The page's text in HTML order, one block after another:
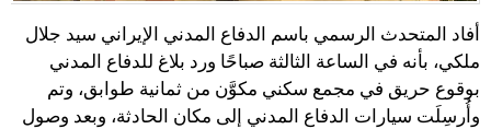
أفاد المتحدث الرسمي باسم الدفاع المدني الإيراني سيد جلال
ملكي، بأنه في الساعة الثالثة صباحًا ورد بلاغ للدفاع المدني
بوقوع حريق في مجمع سكني مكوَّن من ثمانية طوابق، وتم
وأُرسِلَت سيارات الدفاع المدني إلى مكان الحادثة، وبعد وصول